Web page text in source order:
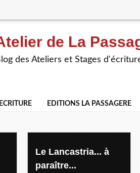
de La
des Ateliers et Stages
EDITIONS LA PASSAGERE
Le Lancastria... à
paraître...